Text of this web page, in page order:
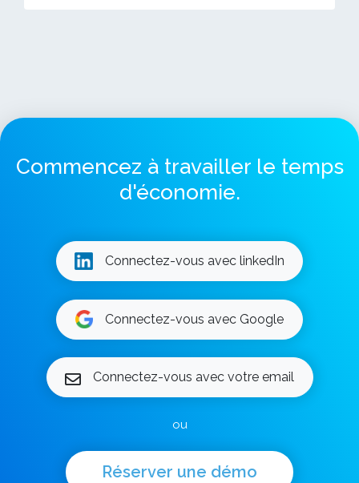
Commencez à travailler le temps
d'économie.
Connectez-vous avec linkedIn
Connectez-vous avec Google
Connectez-vous avec votre email
ou
Réserver une démo